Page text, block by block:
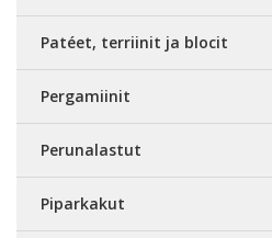
Patéet, terriinit ja blocit
Pergamiinit
Perunalastut
Piparkakut